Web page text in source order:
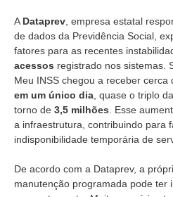
A Dataprev , empresa estatal
de dados da Previdência Social,
fatores para as recentes
acessos registrado nos sistemas.
Meu INSS chegou a receber cerca
em um único dia , quase o triplo
torno de 3,5 milhões . Esse
a infraestrutura, contribuindo para
indisponibilidade temporária de
De acordo com a Dataprev, a
manutenção programada pode ter